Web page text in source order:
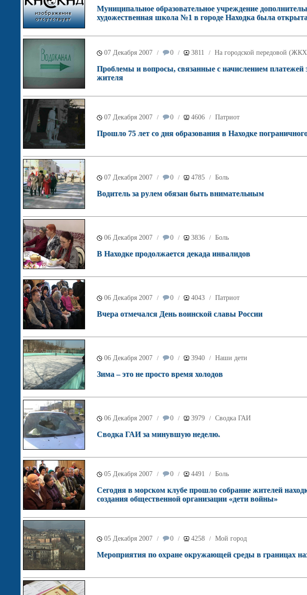
Муниципальное образовательное учреждение
художественная школа №1 в городе Находка была
07 Декабря 2007 / 0 / 3811 / На городской передовой
Проблемы и вопросы, связанные с начислением
жителя
07 Декабря 2007 / 0 / 4606 / Патриот
Прошло 75 лет со дня образования в Находке
07 Декабря 2007 / 0 / 4785 / Боль
Водитель за рулем обязан быть внимательным
06 Декабря 2007 / 0 / 3836 / Боль
В Находке продолжается декада инвалидов
06 Декабря 2007 / 0 / 4043 / Патриот
Вчера отмечался День воинской славы России
06 Декабря 2007 / 0 / 3940 / Наши дети
Зима – это не просто время холодов
06 Декабря 2007 / 0 / 3979 / Сводка ГАИ
Сводка ГАИ за минувшую неделю.
05 Декабря 2007 / 0 / 4491 / Боль
Сегодня в морском клубе прошло собрание жителей
создания общественной организации «дети войны»
05 Декабря 2007 / 0 / 4258 / Мой город
Мероприятия по охране окружающей среды в границах